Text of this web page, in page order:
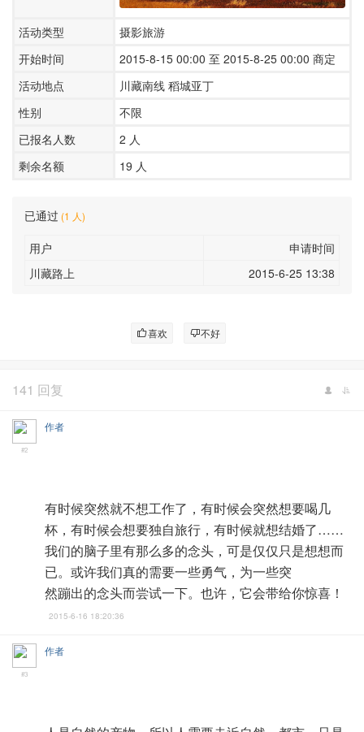
活动类型
摄影旅游
开始时间
2015-8-15 00:00 至 2015-8-25 00:00 商定
活动地点
川藏南线 稻城亚丁
性别
不限
已报名人数
2 人
剩余名额
19 人
已通过 (1 人)
用户
申请时间
川藏路上
2015-6-25 13:38
喜欢 不好
141 回复
作者
#2
有时候突然就不想工作了，有时候会突然想要喝几
杯，有时候会想要独自旅行，有时候就想结婚了……
我们的脑子里有那么多的念头，可是仅仅只是想想而
已。或许我们真的需要一些勇气，为一些突
然蹦出的念头而尝试一下。也许，它会带给你惊喜！
2015-6-16 18:20:36
作者
#3